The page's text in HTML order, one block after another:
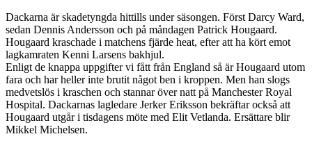
Dackarna är skadetyngda hittills under säsongen. Först Darcy Ward,
sedan Dennis Andersson och på måndagen Patrick Hougaard.
Hougaard kraschade i matchens fjärde heat, efter att ha kört emot
lagkamraten Kenni Larsens bakhjul.
Enligt de knappa uppgifter vi fått från England så är Hougaard utom
fara och har heller inte brutit något ben i kroppen. Men han slogs
medvetslös i kraschen och stannar över natt på Manchester Royal
Hospital. Dackarnas lagledare Jerker Eriksson bekräftar också att
Hougaard utgår i tisdagens möte med Elit Vetlanda. Ersättare blir
Mikkel Michelsen.